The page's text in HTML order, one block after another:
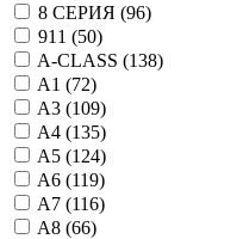
8 СЕРИЯ (96)
911 (50)
A-CLASS (138)
A1 (72)
A3 (109)
A4 (135)
A5 (124)
A6 (119)
A7 (116)
A8 (66)